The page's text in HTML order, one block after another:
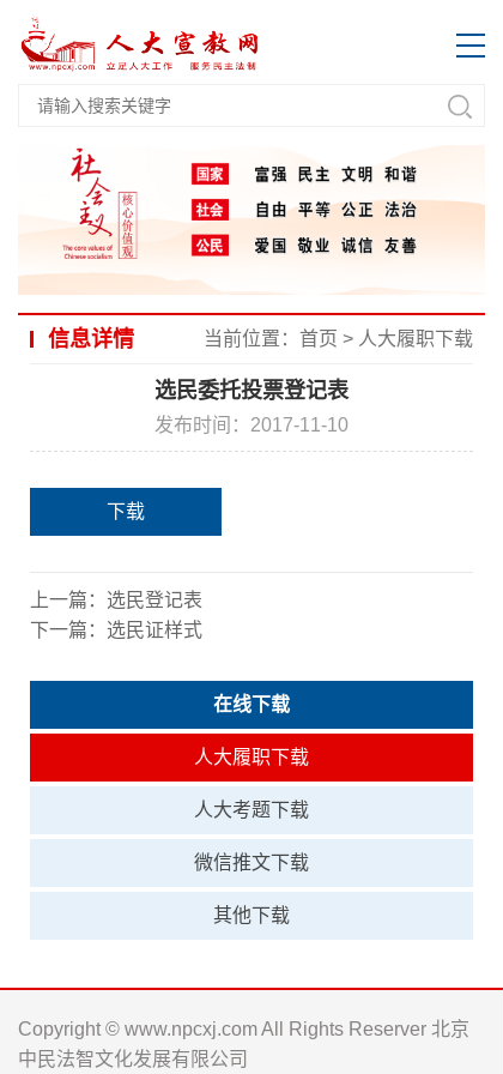
信息详情 当前位置： 首页 > 人大履职下载
选民委托投票登记表
发布时间：2017-11-10
下载
上一篇： 选民登记表
下一篇： 选民证样式
在线下载
人大履职下载
人大考题下载
微信推文下载
其他下载
Copyright © www.npcxj.com All Rights Reserver 北京
中民法智文化发展有限公司